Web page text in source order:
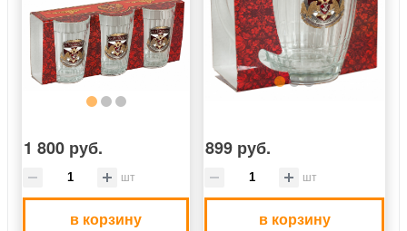
1 800 руб.
шт
в корзину
899 руб.
шт
в корзину